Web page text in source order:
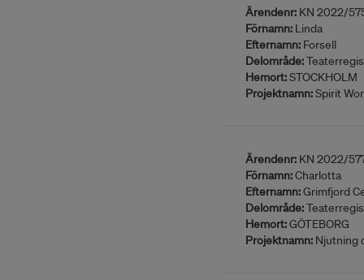
Ärendenr:KN 2022/
Förnamn:Linda
Efternamn:Forsell
Delområde:
Hemort:STOCKHOLM
Projektnamn:Spirit
Ärendenr:KN 2022/
Förnamn:Charlotta
Efternamn:Grimfjord
Delområde:
Hemort:GÖTEBORG
Projektnamn:Njutning